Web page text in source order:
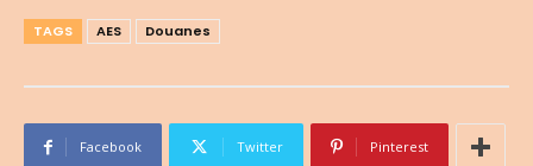
TAGS AES Douanes
Facebook Twitter Pinterest